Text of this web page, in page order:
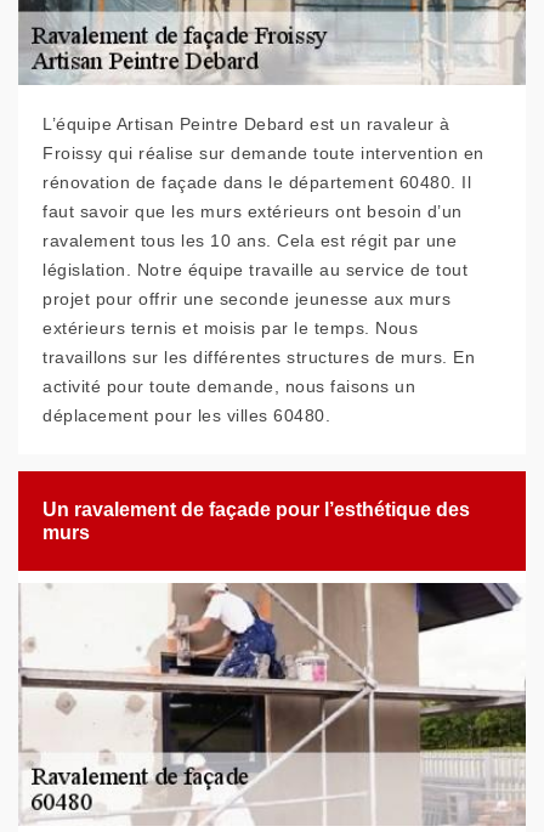
L’équipe Artisan Peintre Debard est un ravaleur à
Froissy qui réalise sur demande toute intervention en
rénovation de façade dans le département 60480. Il
faut savoir que les murs extérieurs ont besoin d’un
ravalement tous les 10 ans. Cela est régit par une
législation. Notre équipe travaille au service de tout
projet pour offrir une seconde jeunesse aux murs
extérieurs ternis et moisis par le temps. Nous
travaillons sur les différentes structures de murs. En
activité pour toute demande, nous faisons un
déplacement pour les villes 60480.
Un ravalement de façade pour l’esthétique des
murs